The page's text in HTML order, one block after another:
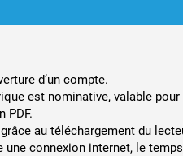
d’un compte.
est nominative, valable
PDF.
au téléchargement du
connexion internet, le